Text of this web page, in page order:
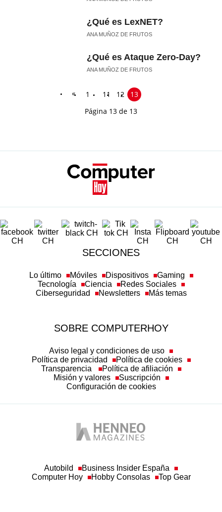
¿Qué es LexNET?
ANA MUÑOZ DE FRUTOS
¿Qué es Ataque Zero-Day?
ANA MUÑOZ DE FRUTOS
« 1 11 12
13
Página 13 de 13
SECCIONES
Lo último Móviles Dispositivos
Gaming
Tecnología
Ciencia
Redes Sociales
Ciberseguridad
Newsletters Más temas
SOBRE COMPUTERHOY
Aviso legal y condiciones de uso
Política de privacidad
Política de cookies
Transparencia
Política de afiliación
Misión y valores
Suscripción
Configuración de cookies
Autobild
Business Insider España
Computer Hoy
Hobby Consolas Top Gear